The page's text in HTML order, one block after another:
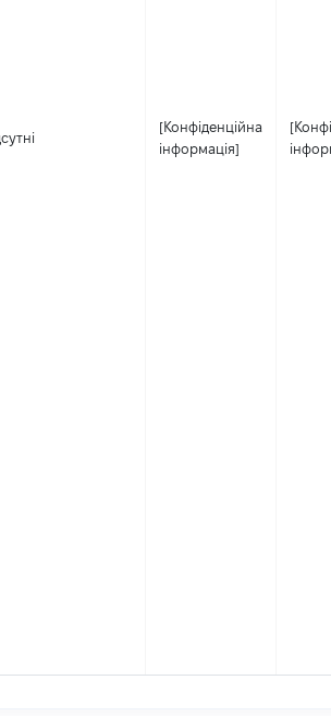
[Конфіденційна
інформація]